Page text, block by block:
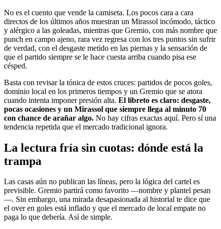
No es el cuento que vende la camiseta. Los pocos cara a cara
directos de los últimos años muestran un Mirassol incómodo, táctico
y alérgico a las goleadas, mientras que Gremio, con más nombre que
punch en campo ajeno, rara vez regresa con los tres puntos sin sufrir
de verdad, con el desgaste metido en las piernas y la sensación de
que el partido siempre se le hace cuesta arriba cuando pisa ese
césped.
Basta con revisar la tónica de estos cruces: partidos de pocos goles,
dominio local en los primeros tiempos y un Gremio que se atora
cuando intenta imponer presión alta. El libreto es claro: desgaste,
pocas ocasiones y un Mirassol que siempre llega al minuto 70
con chance de arañar algo. No hay cifras exactas aquí. Pero sí una
tendencia repetida que el mercado tradicional ignora.
La lectura fría sin cuotas: dónde está la
trampa
Las casas aún no publican las líneas, pero la lógica del cartel es
previsible. Gremio partirá como favorito —nombre y plantel pesan
—. Sin embargo, una mirada desapasionada al historial te dice que
el over en goles está inflado y que el mercado de local empate no
paga lo que debería. Así de simple.